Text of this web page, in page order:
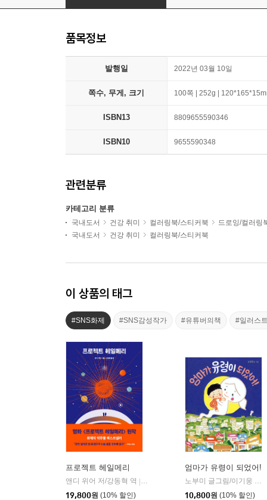
품목정보
발행일 2022년 03월 10일
쪽수, 무게, 크기 100쪽 | 252g |
ISBN13 8809655590346
ISBN10 9655590348
관련분류
카테고리 분류
국내도서 건강 취미 컬러링북/스티커북
드로잉/컬러링
국내도서
건강 취미 컬러링북/스티커북
이 상품의 태그
#SNS화제 #SNS감성작가 #유튜버의책 #일러스
프로젝트 헤일메리
앤디 위어 저/강동혁 역
알에이치코리아(RHK)
19,800원 (10% 할인)
엄마가 유령이 되었어!
노부미 글그림/이기웅 역
10,800원 (10% 할인)